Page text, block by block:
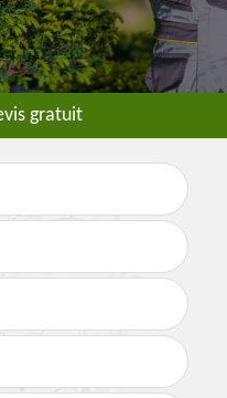
gratuit